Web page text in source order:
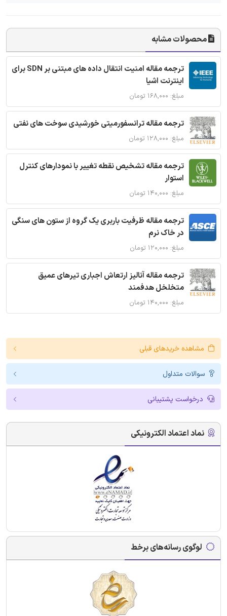
محصولات مشابه
ترجمه مقاله امنیت انتقال داده های مبتنی بر SDN برای
اینترنت اشیا
مبلغ: ۱۶۸,۰۰۰ تومان
ترجمه مقاله ترانسفورمیتی خورشیدی سوخت های نفتی
مبلغ: ۱۲۸,۰۰۰ تومان
ترجمه مقاله تشخیص نقطه تغییر با نمودارهای کنترل
استوار
مبلغ: ۱۴۰,۰۰۰ تومان
ترجمه مقاله ظرفیت باربری یک گروه از ستون های سنگی
در خاک نرم
مبلغ: ۱۲۰,۰۰۰ تومان
ترجمه مقاله آنالیز ارتعاش اجباری تیرهای عمیق
متخلخل هدفمند
مبلغ: ۱۴۰,۰۰۰ تومان
مشاهده خریدهای قبلی
سوالات متداول
درخواست پشتیبانی
نماد اعتماد الکترونیکی
لوگوی رسانه‌های برخط